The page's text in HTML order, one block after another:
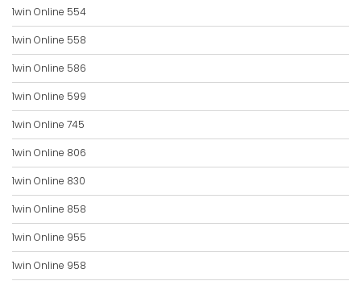
1win Online 554
1win Online 558
1win Online 586
1win Online 599
1win Online 745
1win Online 806
1win Online 830
1win Online 858
1win Online 955
1win Online 958